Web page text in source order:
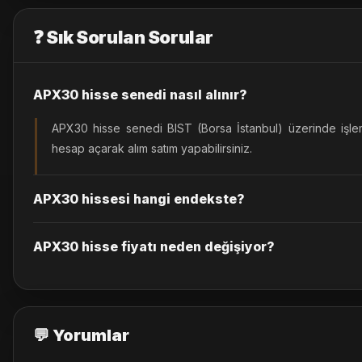
❓ Sık Sorulan Sorular
APX30 hisse senedi nasıl alınır?
APX30 hisse senedi BIST (Borsa İstanbul) üzerinde
hesap açarak alım satım yapabilirsiniz.
APX30 hissesi hangi endekste?
APX30 hisse fiyatı neden değişiyor?
💬 Yorumlar